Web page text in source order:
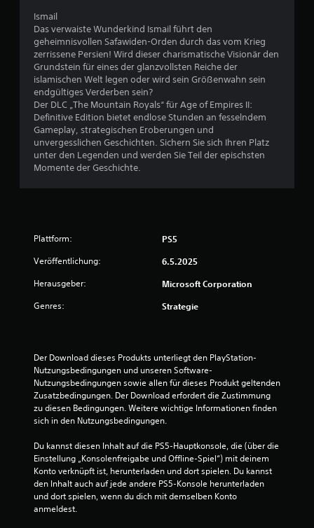
e
n
w
e
r
d
e
n
z
u
s
ä
z
a
k
u
h
o
d
e
r
d
r
c
h
C
o
M
e
n
ü
s
n
a
v
i
g
e
e
e
a
g
e
d
r
ü
c
t
h
a
l
t
e
r
S
e
u
e
r
e
l
e
m
e
n
S
i
d
e
r
z
e
e
i
n
s
e
h
o
d
e
r
L
a
n
d
k
a
r
t
i
r
n
e
S
p
r
a
h
-
o
d
e
r
Ismail
Das verwaiste Wunderkind Ismail führt den
geheimnisvollen Safawiden-Orden durch das vom Krieg
zerrissene Persien! Wird dieser charismatische Visionär den
Grundstein für eines der glanzvollsten Reiche der
islamischen Welt legen oder wird sein Größenwahn sein
endgültiges Verderben sein?
Der DLC „The Mountain Royals“ für Age of Empires II:
Definitive Edition bietet endlose Stunden an fesselndem
Gameplay, strategischen Eroberungen und
unvergesslichen Geschichten. Sichern Sie sich Ihren Platz
unter den Legenden und werden Sie Teil der epischsten
Momente der Geschichte.
Plattform: PS5
Veröffentlichung: 6.5.2025
Herausgeber: Microsoft Corporation
Genres: Strategie
Der Download dieses Produkts unterliegt den PlayStation-
Nutzungsbedingungen und unseren Software-
Nutzungsbedingungen sowie allen für dieses Produkt geltenden
Zusatzbedingungen. Der Download erfordert die Zustimmung
zu diesen Bedingungen. Weitere wichtige Informationen finden
sich in den Nutzungsbedingungen.
Du kannst diesen Inhalt auf die PS5-Hauptkonsole, die (über die
Einstellung „Konsolenfreigabe und Offline-Spiel“) mit deinem
Konto verknüpft ist, herunterladen und dort spielen. Du kannst
den Inhalt auch auf jede andere PS5-Konsole herunterladen
und dort spielen, wenn du dich mit demselben Konto
anmeldest.